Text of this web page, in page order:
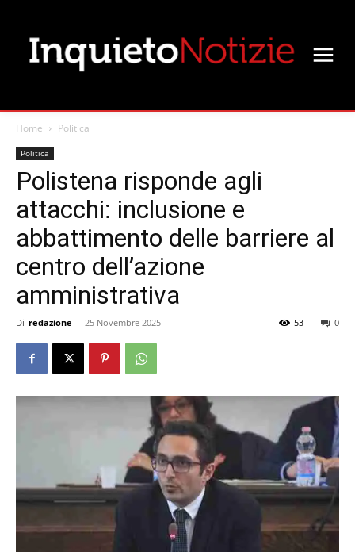
Home Politica
Politica
Polistena risponde agli
attacchi: inclusione e
abbattimento delle barriere al
centro dell’azione
amministrativa
Di redazione - 25 Novembre 2025 0
53